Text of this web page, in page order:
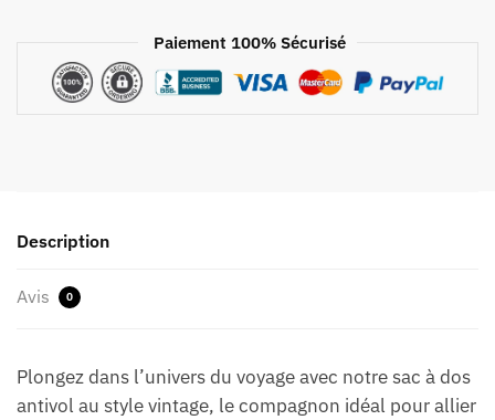
Paiement 100% Sécurisé
Description
Avis 0
Plongez dans l’univers du voyage avec notre sac à dos
antivol au style vintage, le compagnon idéal pour allier